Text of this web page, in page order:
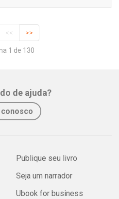
<< >>
1 de 130
de ajuda?
conosco
Publique seu livro
Seja um narrador
Ubook for business